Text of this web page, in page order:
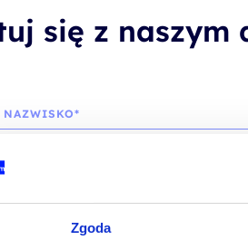
Zgoda
się z naszym
KONTAKTOWY*